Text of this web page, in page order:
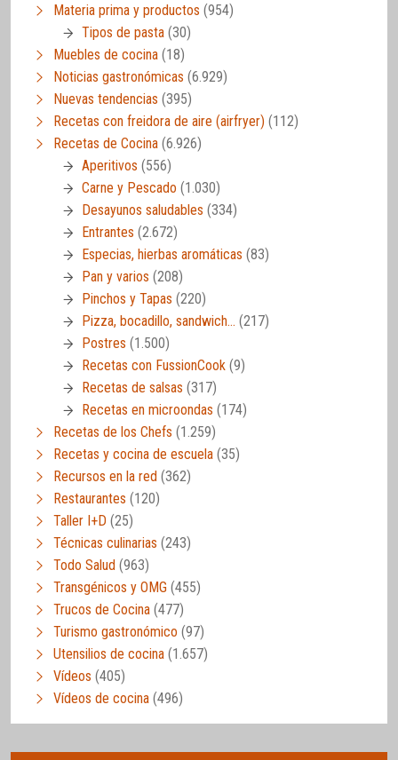
Materia prima y productos (954)
Tipos de pasta (30)
Muebles de cocina (18)
Noticias gastronómicas (6.929)
Nuevas tendencias (395)
Recetas con freidora de aire (airfryer) (112)
Recetas de Cocina (6.926)
Aperitivos (556)
Carne y Pescado (1.030)
Desayunos saludables (334)
Entrantes (2.672)
Especias, hierbas aromáticas (83)
Pan y varios (208)
Pinchos y Tapas (220)
Pizza, bocadillo, sandwich… (217)
Postres (1.500)
Recetas con FussionCook (9)
Recetas de salsas (317)
Recetas en microondas (174)
Recetas de los Chefs (1.259)
Recetas y cocina de escuela (35)
Recursos en la red (362)
Restaurantes (120)
Taller I+D (25)
Técnicas culinarias (243)
Todo Salud (963)
Transgénicos y OMG (455)
Trucos de Cocina (477)
Turismo gastronómico (97)
Utensilios de cocina (1.657)
Vídeos (405)
Vídeos de cocina (496)